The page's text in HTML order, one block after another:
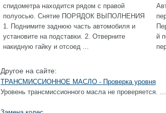
спидометра находится рядом с правой
полуосью. Снятие ПОРЯДОК ВЫПОЛНЕНИЯ
1. Поднимите заднюю часть автомобиля и
установите на подставки. 2. Отверните
накидную гайку и отсоед ...
й
Другое на сайте:
ТРАНСМИССИОННОЕ МАСЛО - Проверка уровня
Уровень трансмиссионного масла не проверяется. ...